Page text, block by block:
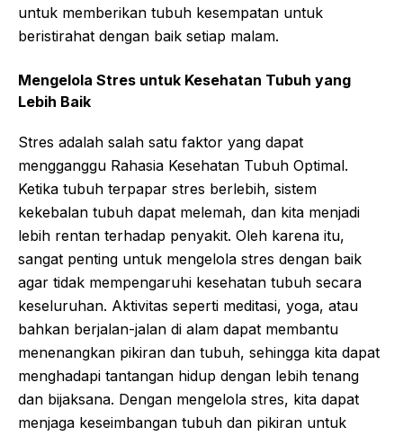
untuk memberikan tubuh kesempatan untuk
beristirahat dengan baik setiap malam.
Mengelola Stres untuk Kesehatan Tubuh yang
Lebih Baik
Stres adalah salah satu faktor yang dapat
mengganggu Rahasia Kesehatan Tubuh Optimal.
Ketika tubuh terpapar stres berlebih, sistem
kekebalan tubuh dapat melemah, dan kita menjadi
lebih rentan terhadap penyakit. Oleh karena itu,
sangat penting untuk mengelola stres dengan baik
agar tidak mempengaruhi kesehatan tubuh secara
keseluruhan. Aktivitas seperti meditasi, yoga, atau
bahkan berjalan-jalan di alam dapat membantu
menenangkan pikiran dan tubuh, sehingga kita dapat
menghadapi tantangan hidup dengan lebih tenang
dan bijaksana. Dengan mengelola stres, kita dapat
menjaga keseimbangan tubuh dan pikiran untuk